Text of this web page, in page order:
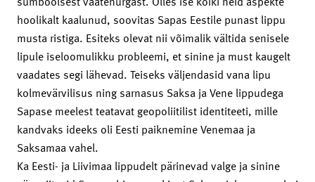
hoolikalt kaalunud, soovitas Sapas Eestile punast lippu
musta ristiga. Esiteks olevat nii võimalik vältida senisele
lipule iseloomulikku probleemi, et sinine ja must kaugelt
vaadates segi lähevad. Teiseks väljendasid vana lipu
kolmevärvilisus ning sarnasus Saksa ja Vene lippudega
Sapase meelest teatavat geopoliitilist identiteeti, mille
kandvaks ideeks oli Eesti paiknemine Venemaa ja
Saksamaa vahel.
Ka Eesti- ja Liivimaa lippudelt pärinevad valge ja sinine